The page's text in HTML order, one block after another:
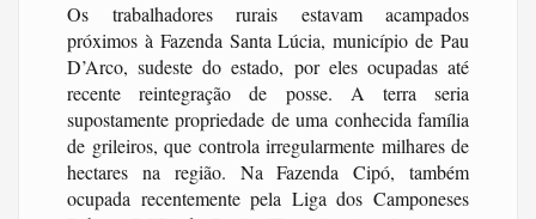
Os trabalhadores rurais estavam acampados
próximos à Fazenda Santa Lúcia, município de Pau
D’Arco, sudeste do estado, por eles ocupadas até
recente reintegração de posse. A terra seria
supostamente propriedade de uma conhecida família
de grileiros, que controla irregularmente milhares de
hectares na região. Na Fazenda Cipó, também
ocupada recentemente pela Liga dos Camponeses